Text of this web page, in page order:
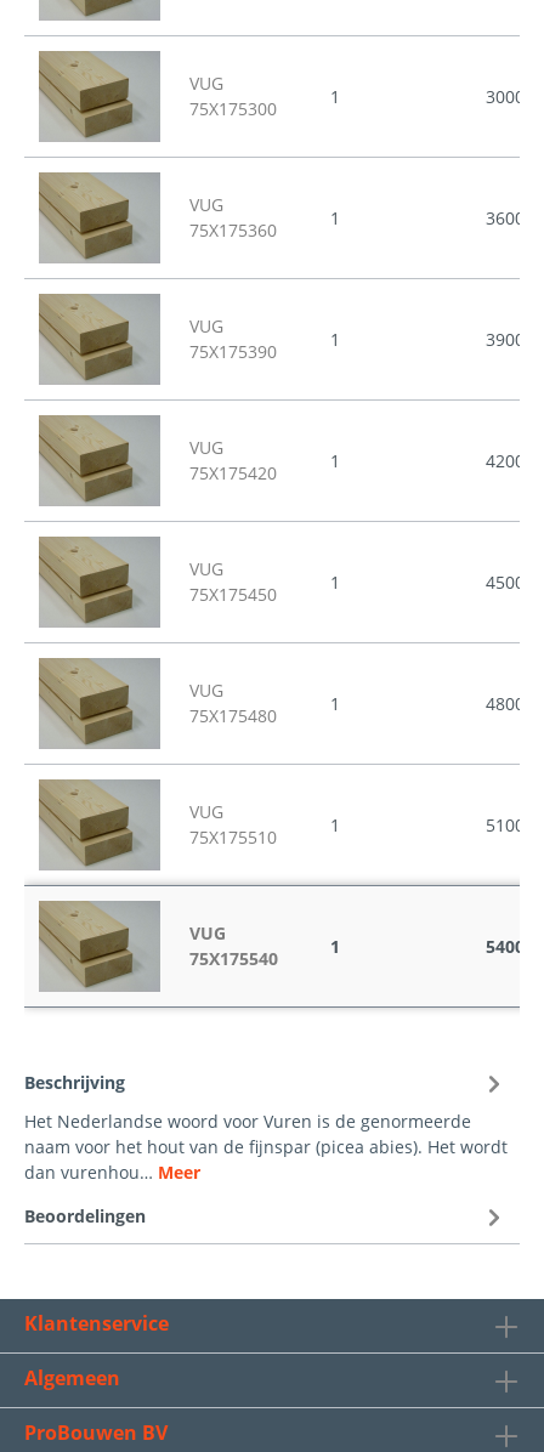
VUG
75X175300
1 3000
VUG
75X175360
1 3600
VUG
75X175390
1 3900
VUG
75X175420
1 4200
VUG
75X175450
1 4500
VUG
75X175480
1 4800
VUG
75X175510
1 5100
VUG
75X175540
1 5400
Beschrijving
Het Nederlandse woord voor Vuren is de genormeerde
naam voor het hout van de fijnspar (picea abies). Het wordt
dan vurenhou… Meer
Beoordelingen
Klantenservice
Algemeen
ProBouwen BV